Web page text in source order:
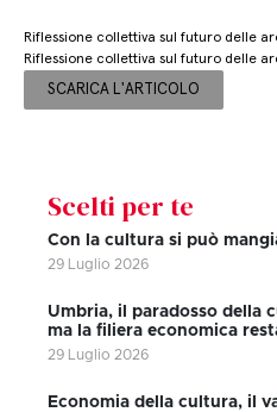
Riflessione collettiva sul futuro delle
Riflessione collettiva sul futuro delle
SCARICA L'ARTICOLO
Scelti per te
Con la cultura si può
29 Luglio 2026
Umbria, il paradosso della
ma la filiera economica
29 Luglio 2026
Economia della cultura, il